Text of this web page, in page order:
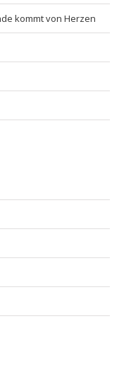
kommt von Herzen